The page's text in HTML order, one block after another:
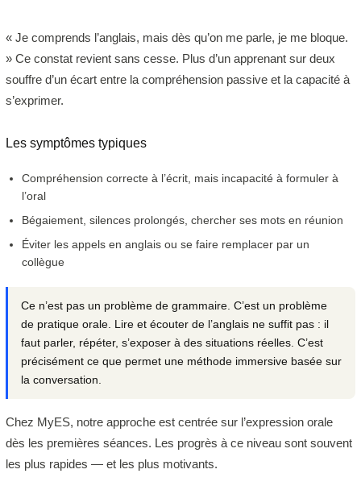
« Je comprends l’anglais, mais dès qu’on me parle, je me bloque.
» Ce constat revient sans cesse. Plus d’un apprenant sur deux
souffre d’un écart entre la compréhension passive et la capacité à
s’exprimer.
Les symptômes typiques
Compréhension correcte à l’écrit, mais incapacité à formuler à
l’oral
Bégaiement, silences prolongés, chercher ses mots en réunion
Éviter les appels en anglais ou se faire remplacer par un
collègue
Ce n’est pas un problème de grammaire. C’est un problème
de pratique orale. Lire et écouter de l’anglais ne suffit pas : il
faut parler, répéter, s’exposer à des situations réelles. C’est
précisément ce que permet une méthode immersive basée sur
la conversation.
Chez MyES, notre approche est centrée sur l’expression orale
dès les premières séances. Les progrès à ce niveau sont souvent
les plus rapides — et les plus motivants.